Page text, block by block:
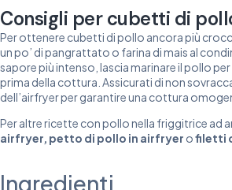
Consigli per cubetti di
Per ottenere cubetti di pollo ancora più
un po’ di pangrattato o farina di mais al
sapore più intenso, lascia marinare il pollo
prima della cottura. Assicurati di non
dell’airfryer per garantire una cottura
Per altre ricette con pollo nella friggitrice ad
airfryer, petto di pollo in airfryer ofiletti
Ingredienti